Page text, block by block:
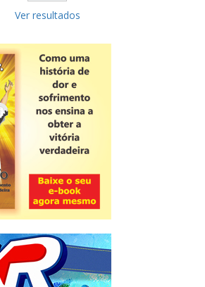
complementar informações
alfanumérico começa a ser emitido
sexta
Ver resultados